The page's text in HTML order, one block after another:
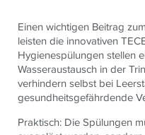
Einen wichtigen Beitrag
leisten die innovativen
Hygienespülungen stellen
Wasseraustausch in der
verhindern selbst bei
gesundheitsgefährdende
Praktisch: Die Spülungen